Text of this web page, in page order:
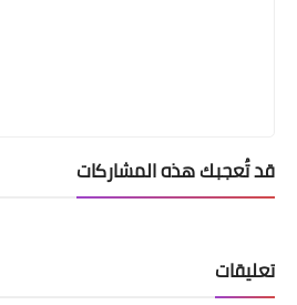
قد تُعجبك هذه المشاركات
تعليقات